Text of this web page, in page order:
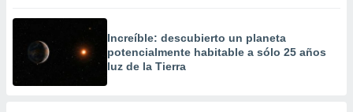
Increíble: descubierto un planeta
potencialmente habitable a sólo 25 años
luz de la Tierra